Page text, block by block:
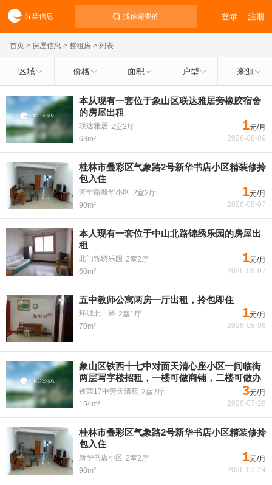
分类信息 找你需要的 注册
登录
首页 > 房屋信息 > 整租房 > 列表
区域 价格 面积 户型 来源
本从现有一套位于象山区联达雅居旁橡胶宿舍
的房屋出租
联达雅居 2室2厅
63m²
1元/月
2026-08-09
桂林市叠彩区气象路2号新华书店小区精装修拎
包入住
芳华路新华小区 2室2厅
90m²
1元/月
2026-08-07
本人现有一套位于中山北路锦绣乐园的房屋出
租
北门锦绣乐园 2室2厅
60m²
1元/月
2026-08-07
五中教师公寓两房一厅出租，拎包即住
环城北一路 2室1厅
70m²
1元/月
2026-08-06
象山区铁西十七中对面天清心座小区一间临街
两层写字楼招租，一楼可做商铺，二楼可做办
铁西17中旁天清苑 2室2厅
154m²
3元/月
2026-07-28
桂林市叠彩区气象路2号新华书店小区精装修拎
包入住
新华书店小区 2室2厅
90m²
1元/月
2026-07-24